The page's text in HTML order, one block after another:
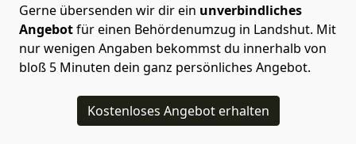
Gerne übersenden wir dir ein unverbindliches
Angebotfür einen Behördenumzug in Landshut. Mit
nur wenigen Angaben bekommst du innerhalb von
bloß 5 Minuten dein ganz persönliches Angebot.
Kostenloses Angebot erhalten